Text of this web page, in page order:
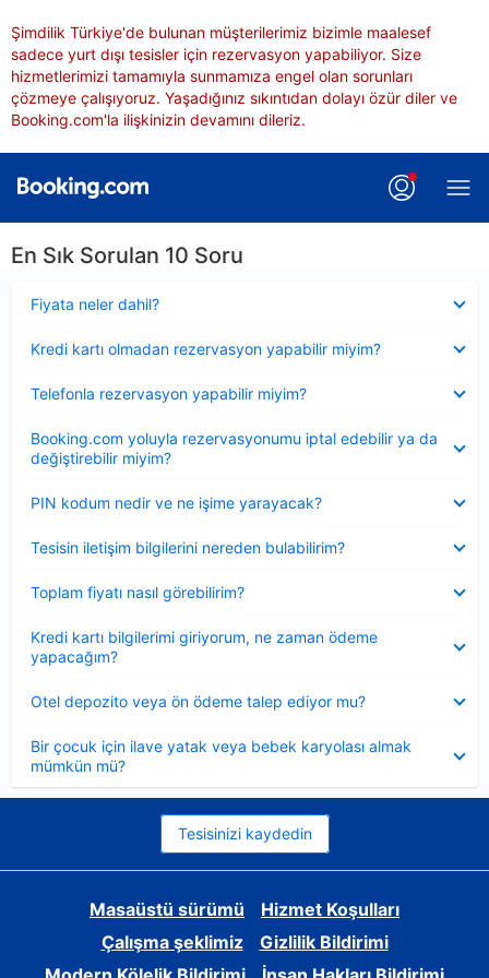
Şimdilik Türkiye'de bulunan müşterilerimiz bizimle maalesef
sadece yurt dışı tesisler için rezervasyon yapabiliyor. Size
hizmetlerimizi tamamıyla sunmamıza engel olan sorunları
çözmeye çalışıyoruz. Yaşadığınız sıkıntıdan dolayı özür diler ve
Booking.com'la ilişkinizin devamını dileriz.
En Sık Sorulan 10 Soru
Fiyata neler dahil?
Kredi kartı olmadan rezervasyon yapabilir miyim?
Telefonla rezervasyon yapabilir miyim?
Booking.com yoluyla rezervasyonumu iptal edebilir ya da
değiştirebilir miyim?
PIN kodum nedir ve ne işime yarayacak?
Tesisin iletişim bilgilerini nereden bulabilirim?
Toplam fiyatı nasıl görebilirim?
Kredi kartı bilgilerimi giriyorum, ne zaman ödeme
yapacağım?
Otel depozito veya ön ödeme talep ediyor mu?
Bir çocuk için ilave yatak veya bebek karyolası almak
mümkün mü?
Tesisinizi kaydedin
Masaüstü sürümü
Hizmet Koşulları
Çalışma şeklimiz
Gizlilik Bildirimi